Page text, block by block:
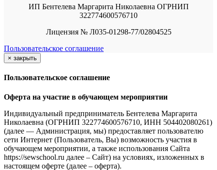
ИП Бентелева Маргарита Николаевна ОГРНИП
322774600576710
Лицензия № Л035-01298-77/02804525
Пользовательское соглашение
× закрыть
Пользовательское соглашение
Оферта на участие в обучающем мероприятии
Индивидуальный предприниматель Бентелева Маргарита
Николаевна (ОГРНИП 322774600576710, ИНН 504402080261)
(далее — Администрация, мы) предоставляет пользователю
сети Интернет (Пользователь, Вы) возможность участия в
обучающем мероприятии, а также использования Сайта
https://sewschool.ru далее – Сайт) на условиях, изложенных в
настоящем оферте (далее – оферта).